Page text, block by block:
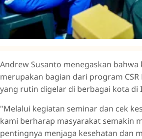
Andrew Susanto menegaskan bahwa
merupakan bagian dari program
yang rutin digelar di berbagai kota di
"Melalui kegiatan seminar dan cek
kami berharap masyarakat semakin
pentingnya menjaga kesehatan dan